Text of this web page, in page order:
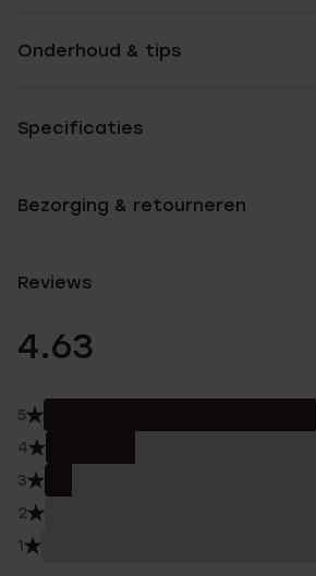
Onderhoud & tips
Specificaties
Bezorging & retourneren
Reviews
4.63
5
4
3
2
1